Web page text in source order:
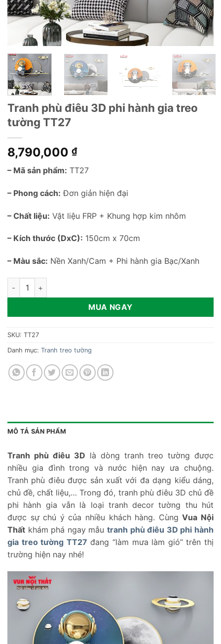
Tranh phù điêu 3D phi hành gia treo
tường TT27
8,790,000 ₫
– Mã sản phẩm: TT27
– Phong cách: Đơn giản hiện đại
– Chất liệu: Vật liệu FRP + Khung hợp kim nhôm
– Kích thước (DxC): 150cm x 70cm
– Màu sắc: Nền Xanh/Cam + Phi hành gia Bạc/Xanh
Tranh phù điêu 3D phi hành gia treo tường TT27 số lượng
MUA NGAY
SKU: TT27
Danh mục: Tranh treo tường
MÔ TẢ SẢN PHẨM
Tranh phù điêu 3D là dòng tranh treo tường được
nhiều gia đình trong và nước hiện nay ưa chuộng.
Tranh phù điêu được sản xuất với đa dạng kiểu dáng,
chủ đề, chất liệu,… Trong đó, tranh phù điêu 3D chủ đề
phi hành gia vẫn là loại tranh decor tường thu hút
được sự chú ý của nhiều khách hàng. CùngVua Nội
Thất khám phá ngay mẫu tranh phù điêu 3D phi hành
gia treo tường TT27 đang “làm mưa làm gió” trên thị
trường hiện nay nhé!